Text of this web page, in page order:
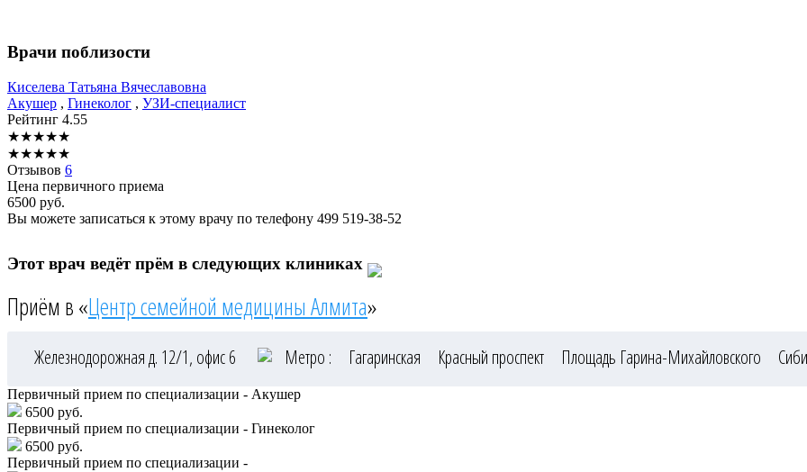
Врачи поблизости
Киселева Татьяна Вячеславовна
Акушер , Гинеколог , УЗИ-специалист
Рейтинг 4.55
★★★★★
★★★★★
Отзывов 6
Цена первичного приема
6500 руб.
Вы можете записаться к этому врачу по телефону 499 519-38-52
Этот врач ведёт прём в следующих клиниках
Приём в «Центр семейной медицины Алмита»
Железнодорожная д. 12/1, офис 6 Метро : Гагаринская Красный проспект Площадь Гарина-Михайловского
Первичный прием по специализации - Акушер
6500 руб.
Первичный прием по специализации - Гинеколог
6500 руб.
Первичный прием по специализации -